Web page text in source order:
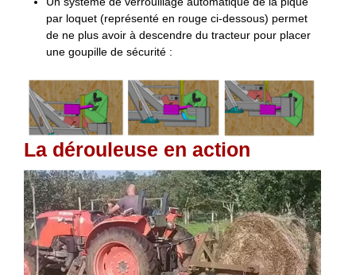
par loquet (représenté en rouge ci-dessous) permet
de ne plus avoir à descendre du tracteur pour placer
une goupille de sécurité :
La dérouleuse en action